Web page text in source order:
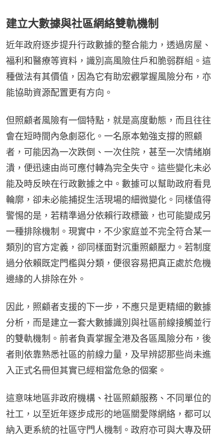
建立大數據與社區網絡雙軌機制
近年政府逐步提升行政數據的整合能力，透過房屋、
福利和醫療等資料，識別高風險住戶和脆弱群組。這
種做法有其價值，因為它有助宏觀掌握風險分布，亦
能協助資源配置更有方向。
但照顧者風險有一個特點，就是高度動態，而且往往
會在短時間內急劇惡化。一名原本勉強支撐的照顧
者，可能因為一次跌倒、一次住院，甚至一次情緒崩
潰，便迅速由尚可應付轉為完全失守。這些變化未必
能及時反映在行政數據之中。數據可以幫助政府看見
輪廓，卻未必能捕捉生活現場的細微變化。同樣值得
警惕的是，若精準過分依賴行政標籤，也可能變成另
一種排除機制。現實中，不少家庭並不完全符合某一
類別的官方定義，卻同樣面對沉重照顧壓力。若制度
過分依賴既定門檻與分類，便很容易把真正處於危機
邊緣的人排除在外。
因此，照顧者支援的下一步，不應只是更精細的數據
分析，而是建立一套大數據識別與社區前線接觸並行
的雙軌機制。前者負責掌握全港及各區風險分布，後
者則依靠熟悉社區的前線力量，及早辨認那些尚未進
入正式名冊但其實已經相當危急的個案。
這意味地區非政府機構、社區照顧服務、不同單位的
社工，以至近年逐步成形的地區關愛隊網絡，都可以
納入更系統的社區守門人機制。政府亦可與大專及研